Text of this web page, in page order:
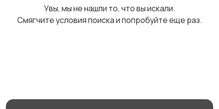
Увы, мы не нашли то, что вы искали.
Смягчите условия поиска и попробуйте еще раз.